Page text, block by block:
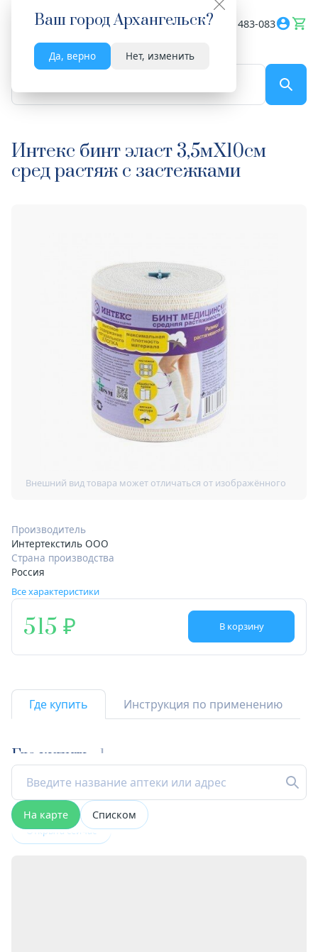
Ваш городАрхангельск?
Да, верно Нет, изменить
Весь сайт 8182 483-083
Интекс бинт эласт 3,5мX10см
сред растяж с застежками
Производитель
Интертекстиль ООО
Страна производства
Россия
Все характеристики
515 В корзину
Где купить Инструкция по применению
Где купить 1
На карте Списком
Открыта сейчас